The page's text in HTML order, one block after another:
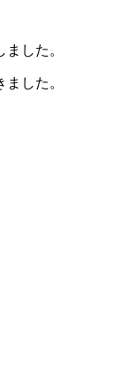
した。
した。